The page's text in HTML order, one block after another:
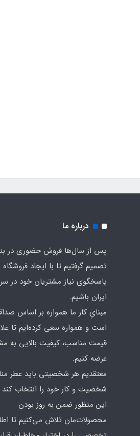
درباره ما
پس از سال‌ها فروش حضوری در
تصمیم گرفتیم تا با ایجاد فروشگاه
پاسخگوی نیاز مشتریان خود در
ایران باشیم.
مبنایِ کار ما همواره بر اساس
است و همواره سعی کرده‌ایم تا
قیمت مناسب، کیفیت بالایی به
عرضه کنیم.
معتقدیم هر شخصیتی باید عطر
شخصیت و کار خود را انتخاب کند
این منظور ضمن به روز بودن
محصولات‌مان تلاش می‌کنیم تا